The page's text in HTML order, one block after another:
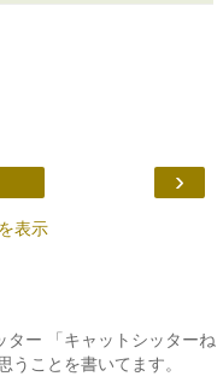
›
表示
ー 「キャットシッターね
うことを書いてます。